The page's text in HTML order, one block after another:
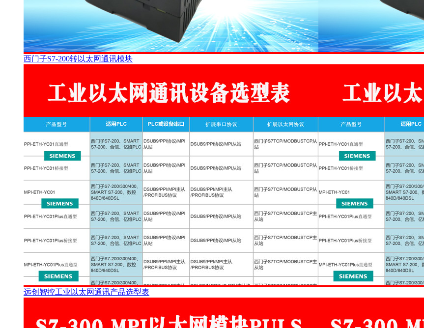
西门子S7-200转以太网通讯模块
远创智控工业以太网通讯产品选型表